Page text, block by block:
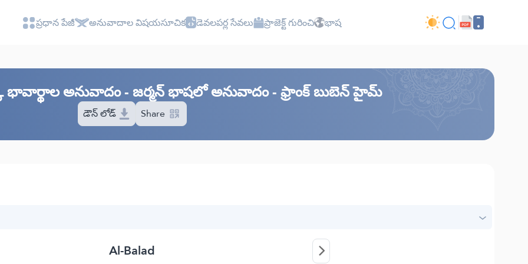
ప్రధాన పేజీ అనువాదాల విషయసూచిక డెవలపర్ల సేవలు ప్రాజెక్ట్ గురించి భాష
భావార్థాల అనువాదం - జర్మన్ భాషలో అనువాదం - ఫ్రాంక్ బుబెన్ హైమ్
డౌన్ లోడ్ Share
Al-Balad